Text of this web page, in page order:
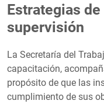
Estrategias
supervisión
La Secretaría del
capacitación,
propósito de que las
cumplimiento de sus